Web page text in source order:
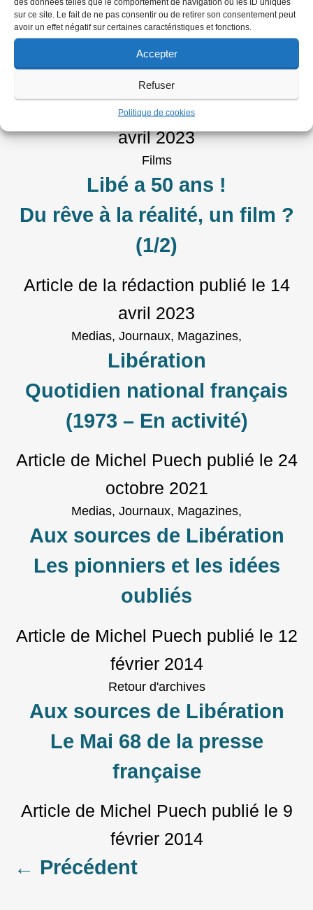
sur ce site. Le fait de ne pas consentir ou de retirer son consentement peut
avoir un effet négatif sur certaines caractéristiques et fonctions.
Accepter
Refuser
Politique de cookies
Libé a 50 ans !
Du rêve à la réalité, un film,
des témoins (2/2)
Article de la rédactionpublié le
avril 2023
Films
Libé a 50 ans !
Du rêve à la réalité, un film ?
(1/2)
Article de la rédaction publié le 14
avril 2023
Medias, Journaux, Magazines,
Libération
Quotidien national français
(1973 – En activité)
Article de Michel Puech publié le 24
octobre 2021
Medias, Journaux, Magazines,
Aux sources de Libération
Les pionniers et les idées
oubliés
Article de Michel Puech publié le 12
février 2014
Retour d'archives
Aux sources de Libération
Le Mai 68 de la presse
française
Article de Michel Puech publié le 9
février 2014
Posts
← Précédent